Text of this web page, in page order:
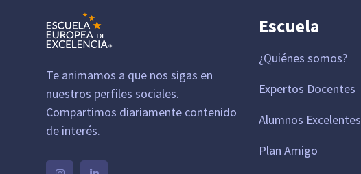
Te animamos a que nos sigas en
nuestros perfiles sociales.
Compartimos diariamente contenido
de interés.
Escuela
¿Quiénes somos?
Expertos Docentes
Alumnos Excelentes
Plan Amigo